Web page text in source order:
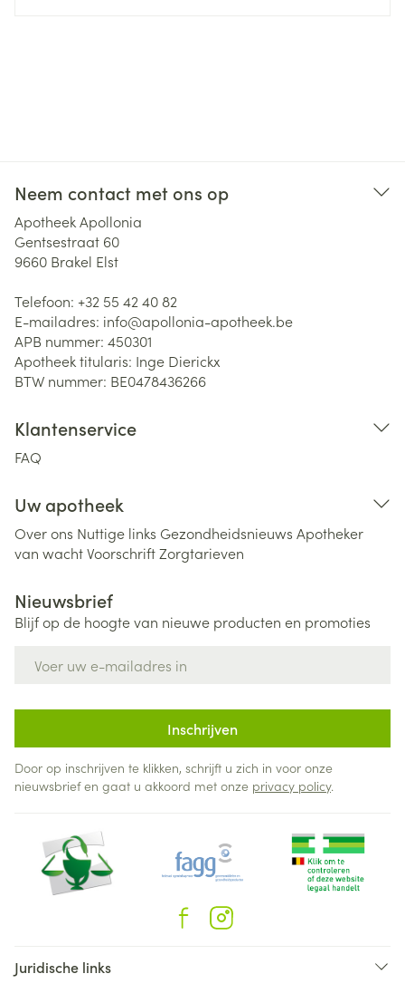
Neem contact met ons op
Apotheek Apollonia
Gentsestraat 60
9660 Brakel Elst
Telefoon: +32 55 42 40 82
E-mailadres: info@apollonia-apotheek.be
APB nummer: 450301
Apotheek titularis: Inge Dierickx
BTW nummer: BE0478436266
Klantenservice
FAQ
Uw apotheek
Over ons Nuttige links Gezondheidsnieuws Apotheker
van wachtVoorschriftZorgtarieven
Nieuwsbrief
Blijf op de hoogte van nieuwe producten en promoties
Inschrijven
Door op inschrijven te klikken, schrijft u zich in voor onze
nieuwsbrief en gaat u akkoord met onze privacy policy.
Juridische links